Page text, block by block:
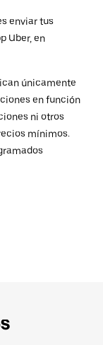
enviar tus
Uber, en
únicamente
en función
ni otros
mínimos.